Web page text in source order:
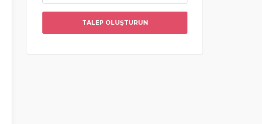
TALEP OLUŞTURUN